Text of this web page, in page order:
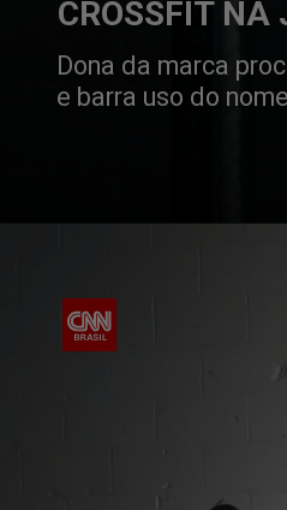
CROSSFIT NA
Dona da marca
e barra uso do nome